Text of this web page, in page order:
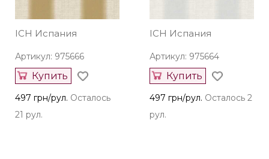
ICH Испания
Артикул: 975666
Купить
497 грн/рул. Осталось
21 рул.
ICH Испания
Артикул: 975664
Купить
497 грн/рул. Осталось 2
рул.